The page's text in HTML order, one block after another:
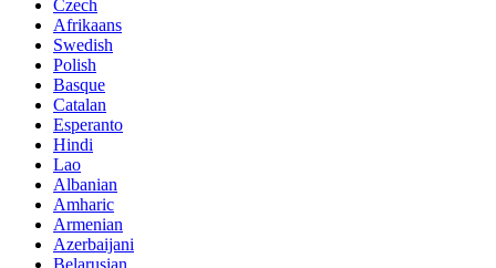
Czech
Afrikaans
Swedish
Polish
Basque
Catalan
Esperanto
Hindi
Lao
Albanian
Amharic
Armenian
Azerbaijani
Belarusian